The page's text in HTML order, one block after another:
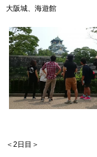
大阪城、海遊館
＜2日目＞